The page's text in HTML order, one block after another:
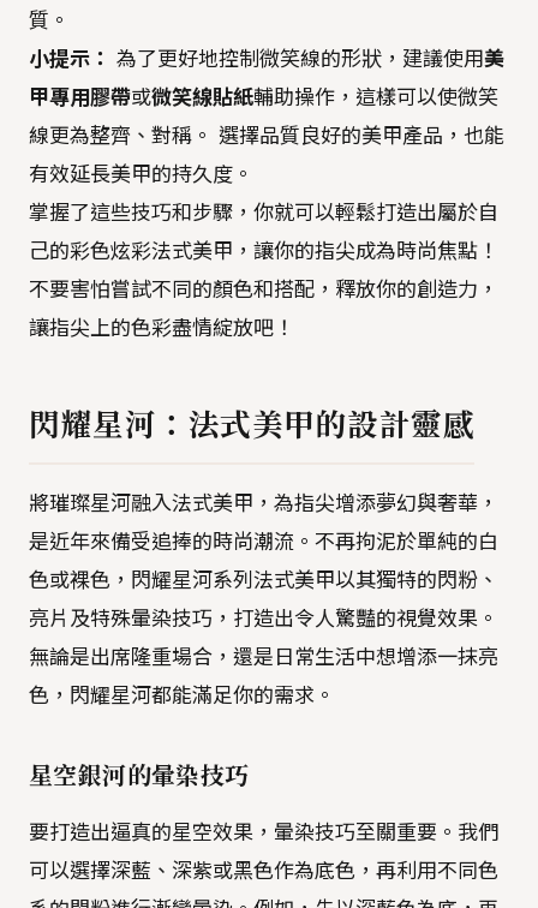
質。
小提示： 為了更好地控制微笑線的形狀，建議使用美
甲專用膠帶或微笑線貼紙輔助操作，這樣可以使微笑
線更為整齊、對稱。 選擇品質良好的美甲產品，也能
有效延長美甲的持久度。
掌握了這些技巧和步驟，你就可以輕鬆打造出屬於自
己的彩色炫彩法式美甲，讓你的指尖成為時尚焦點！
不要害怕嘗試不同的顏色和搭配，釋放你的創造力，
讓指尖上的色彩盡情綻放吧！
閃耀星河：法式美甲的設計靈感
將璀璨星河融入法式美甲，為指尖增添夢幻與奢華，
是近年來備受追捧的時尚潮流。不再拘泥於單純的白
色或裸色，閃耀星河系列法式美甲以其獨特的閃粉、
亮片及特殊暈染技巧，打造出令人驚豔的視覺效果。
無論是出席隆重場合，還是日常生活中想增添一抹亮
色，閃耀星河都能滿足你的需求。
星空銀河的暈染技巧
要打造出逼真的星空效果，暈染技巧至關重要。我們
可以選擇深藍、深紫或黑色作為底色，再利用不同色